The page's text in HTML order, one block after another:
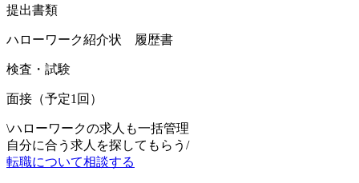
提出書類
ハローワーク紹介状 履歴書
検査・試験
面接（予定1回）
\ハローワークの求人も一括管理
自分に合う求人を探してもらう /
転職について相談する